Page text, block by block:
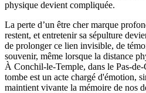
physique devient compliquée.
La perte d’un être cher marque
restent, et entretenir sa sépulture
de prolonger ce lien invisible, de
souvenir, même lorsque la distance
À Conchil-le-Temple, dans le Pas-
tombe est un acte chargé d'émotion,
maintient vivante la mémoire de nos